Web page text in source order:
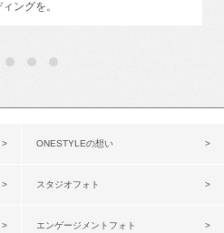
ングを。
ONESTYLEの想い
スタジオフォト
エンゲージメントフォト